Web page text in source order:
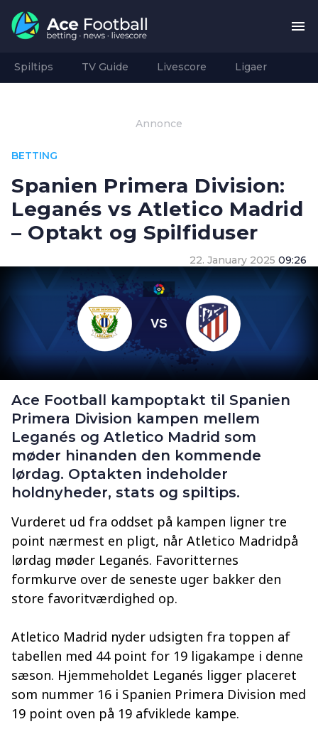
Spiltips TV Guide Livescore Ligaer
Annonce
BETTING
Spanien Primera Division:
Leganés vs Atletico Madrid
– Optakt og Spilfiduser
22. January 2025 09:26
Ace Football kampoptakt til Spanien
Primera Division kampen mellem
Leganés og Atletico Madrid som
møder hinanden den kommende
lørdag. Optakten indeholder
holdnyheder, stats og spiltips.
Vurderet ud fra oddset på kampen ligner tre
point nærmest en pligt, når Atletico Madridpå
lørdag møder Leganés. Favoritternes
formkurve over de seneste uger bakker den
store favoritværdighed op.
Atletico Madrid nyder udsigten fra toppen af
tabellen med 44 point for 19 ligakampe i denne
sæson. Hjemmeholdet Leganés ligger placeret
som nummer 16 i Spanien Primera Division med
19 point oven på 19 afviklede kampe.